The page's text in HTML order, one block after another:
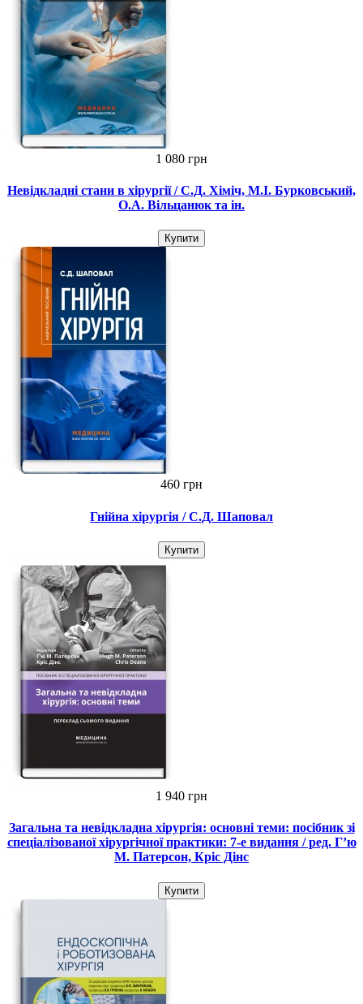
1 080 грн
Невідкладні стани в хірургії / С.Д. Хіміч, М.I. Бурковський,
О.А. Вільцанюк та ін.
Купити
460 грн
Гнійна хірургія / С.Д. Шаповал
Купити
1 940 грн
Загальна та невідкладна хірургія: основні теми: посібник зі
спеціалізованої хірургічної практики: 7-е видання / ред. Г’ю
М. Патерсон, Кріс Дінс
Купити